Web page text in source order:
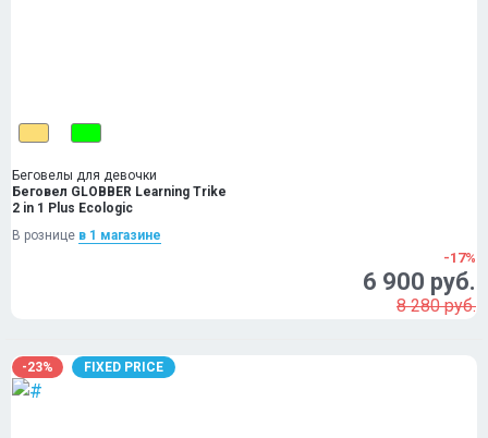
Беговелы для девочки
Беговел GLOBBER Learning Trike
2 in 1 Plus Ecologic
В рознице в 1 магазинe
-17%
6 900 руб.
8 280 руб.
-23% FIXED PRICE